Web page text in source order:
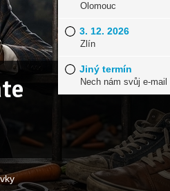
Olomouc
3. 12. 2026
Zlín
Jiný termín
Nech nám svůj e-mail